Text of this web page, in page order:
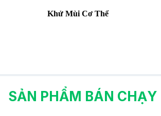
Khử Mùi Cơ Thể
SẢN PHẨM BÁN CHẠY